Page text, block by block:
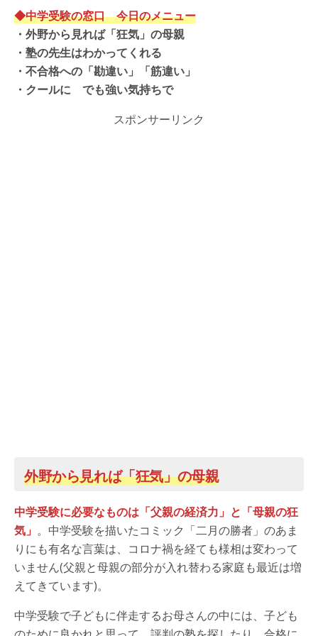
◆中学受験の窓口 今日のメニュー
・ 外野から見れば「狂気」の母親
・塾の先生はわかってくれる
・ 不合格への「勘違い」「筋違い」
・クールに でも強い気持ちで
スポンサーリンク
外野から見れば「狂気」の母親
中学受験に必要なものは「父親の経済力」と「母親の狂
気」 。中学受験を描いたコミック「二月の勝者」のあま
りにも有名な言葉は、コロナ禍を経ても様相は変わって
いません(父親と母親の部分が入れ替わる家庭も最近は増
えてきています)。
中学受験で子どもに伴走するお母さんの中には、子ども